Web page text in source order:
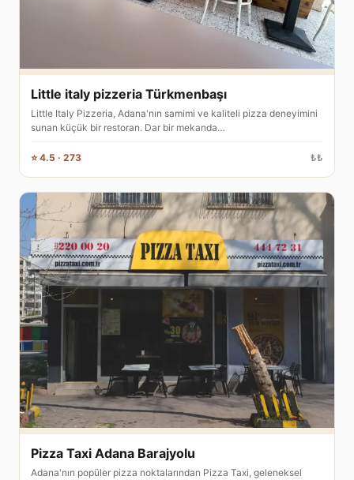
Little italy pizzeria Türkmenbaşı
Little Italy Pizzeria, Adana'nın samimi ve kaliteli pizza deneyimini
sunan küçük bir restoran. Dar bir mekanda…
⭐ 4.5 · 273 ₺₺
Pizza Taxi Adana Barajyolu
Adana'nın popüler pizza noktalarından Pizza Taxi, geleneksel